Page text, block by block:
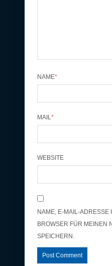
NAME*
MAIL *
WEBSITE
NAME, E-MAIL-ADRESSE
BROWSER FÜR MEINEN
SPEICHERN.